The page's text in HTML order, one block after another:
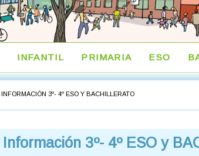
INFANTIL PRIMARIA ESO
INFORMACIÓN 3º- 4º ESO Y BACHILLERATO
Información 3º- 4º ESO y